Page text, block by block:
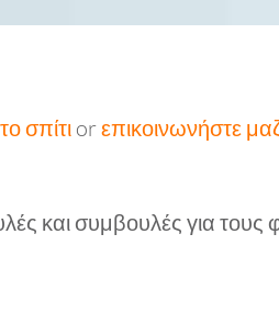
σπίτιorεπικοινωνήστε
και συμβουλές για τους